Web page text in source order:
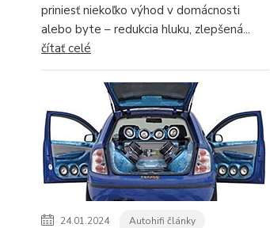
priniesť niekoľko výhod v domácnosti
alebo byte – redukcia hluku, zlepšená...
čítať celé
24.01.2024 Autohifi články